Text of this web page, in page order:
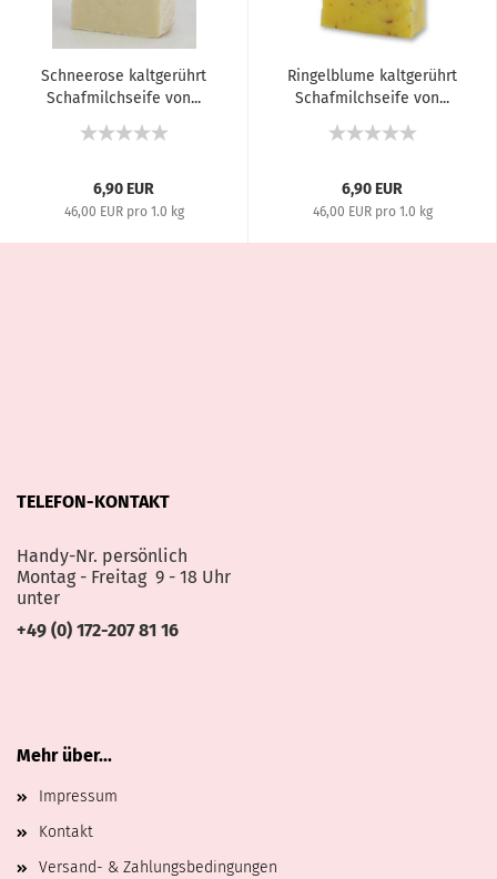
Schneerose kaltgerührt
Schafmilchseife von...
6,90 EUR
46,00 EUR pro 1.0 kg
Ringelblume kaltgerührt
Schafmilchseife von...
6,90 EUR
46,00 EUR pro 1.0 kg
TELEFON-KONTAKT
Handy-Nr. persönlich
Montag - Freitag 9 - 18 Uhr
unter
+49 (0) 172-207 81 16
Mehr über...
Impressum
Kontakt
Versand- & Zahlungsbedingungen